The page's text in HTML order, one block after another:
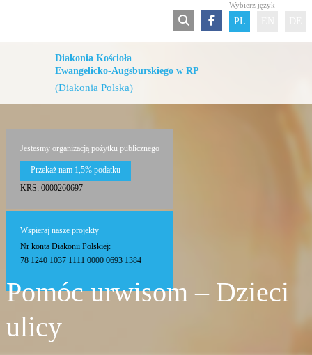
Wybierz język
PL
Diakonia Kościoła
Ewangelicko-Augsburskiego w RP
(Diakonia Polska)
Jesteśmy organizacją pożytku publicznego
Przekaż nam 1,5% podatku
KRS: 0000260697
Wspieraj nasze projekty
Nr konta Diakonii Polskiej:
78 1240 1037 1111 0000 0693 1384
Pomóc urwisom – Dzieci
ulicy